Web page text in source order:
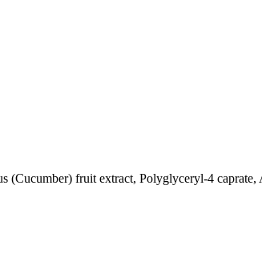
(Cucumber) fruit extract, Polyglyceryl-4 caprate,